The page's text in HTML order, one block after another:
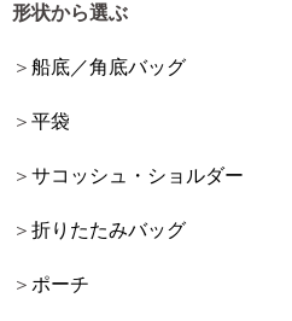
形状から選ぶ
船底／角底バッグ
平袋
サコッシュ・ショルダー
折りたたみバッグ
ポーチ